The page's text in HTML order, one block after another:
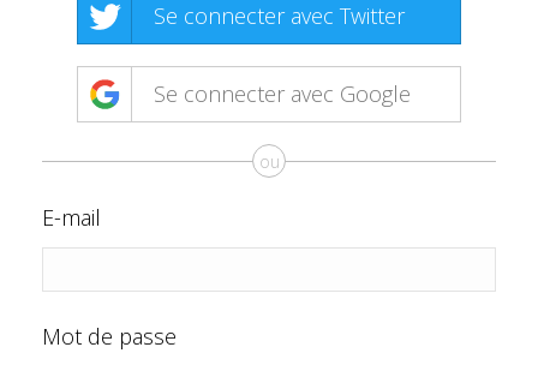
Se connecter avec Twitter
Se connecter avec Google
ou
E-mail
Mot de passe